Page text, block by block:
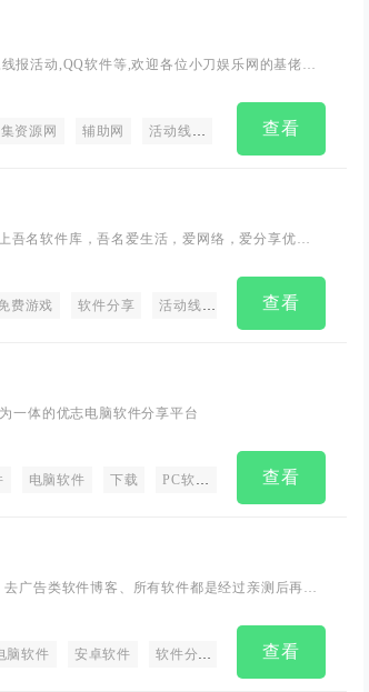
报活动,QQ软件等,欢迎各位小刀娱乐网的基佬访
乐的娱乐家园
资源网 辅助网 活动线报 QQ技术导航
查看
名软件库，吾名爱生活，爱网络，爱分享优惠
分享，免费游戏，还有电脑技巧以及其他日常信
费游戏 软件分享 活动线报 线报 线报网
查看
一体的优志电脑软件分享平台
电脑软件 下载 PC软件下载 查看
广告类软件博客、所有软件都是经过亲测后再分
件的质量与可用性！
脑软件 安卓软件 软件分享 热门软件
查看